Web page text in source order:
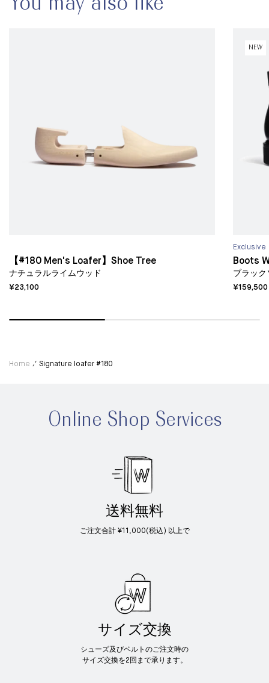
【#180 Men's Loafer】Shoe Tree
ナチュラルライムウッド
¥23,100
NEW
Exclusive
Boots
ブラック
¥159,500
Home Signature loafer #180
Online Shop Services
送料無料
ご注文合計 ¥11,000(税込) 以上で
サイズ交換
シューズ及びベルトのご注文時の
サイズ交換を2回まで承ります。